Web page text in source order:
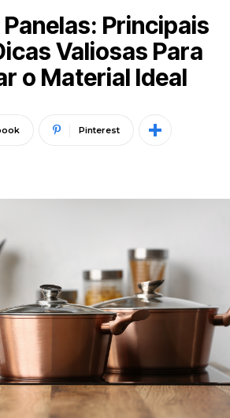
Principais
Valiosas Para
o Material Ideal
Pinterest